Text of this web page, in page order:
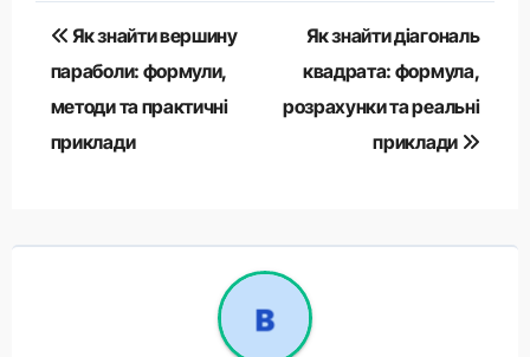
Навігація
записів
Як знайти вершину
параболи: формули,
методи та практичні
приклади
Як знайти діагональ
квадрата: формула,
розрахунки та реальні
приклади